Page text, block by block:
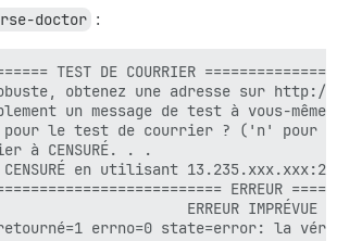
doctor :
TEST DE COURRIER
obtenez une adresse sur http://
un message de test à vous-même.
le test de courrier ? ('n' pour
à CENSURÉ. . .
en utilisant
ERREUR
ERREUR IMPRÉVUE
retourné=1 errno=0 state=error: la